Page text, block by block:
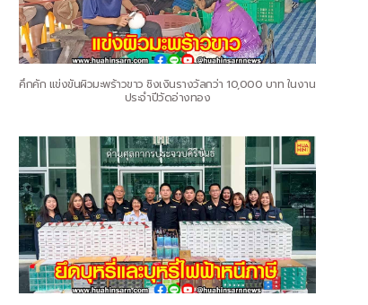
คึกคัก แข่งขันผิวมะพร้าวขาว ชิงเงินรางวัลกว่า 10,000 บาท ในงาน
ประจำปีวัดอ่างทอง